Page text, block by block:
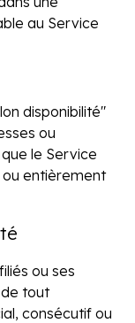
au Service
disponibilité"
ou
le Service
entièrement
ou ses
tout
consécutif ou